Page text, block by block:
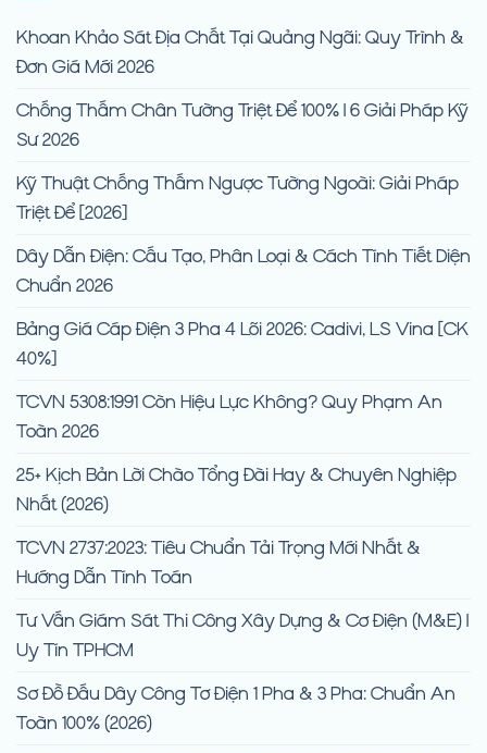
Khoan Khảo Sát Địa Chất Tại Quảng Ngãi: Quy Trình &
Đơn Giá Mới 2026
Chống Thấm Chân Tường Triệt Để 100% | 6 Giải Pháp Kỹ
Sư 2026
Kỹ Thuật Chống Thấm Ngược Tường Ngoài: Giải Pháp
Triệt Để [2026]
Dây Dẫn Điện: Cấu Tạo, Phân Loại & Cách Tính Tiết Diện
Chuẩn 2026
Bảng Giá Cáp Điện 3 Pha 4 Lõi 2026: Cadivi, LS Vina [CK
40%]
TCVN 5308:1991 Còn Hiệu Lực Không? Quy Phạm An
Toàn 2026
25+ Kịch Bản Lời Chào Tổng Đài Hay & Chuyên Nghiệp
Nhất (2026)
TCVN 2737:2023: Tiêu Chuẩn Tải Trọng Mới Nhất &
Hướng Dẫn Tính Toán
Tư Vấn Giám Sát Thi Công Xây Dựng & Cơ Điện (M&E) |
Uy Tín TPHCM
Sơ Đồ Đấu Dây Công Tơ Điện 1 Pha & 3 Pha: Chuẩn An
Toàn 100% (2026)